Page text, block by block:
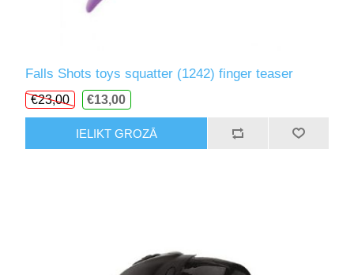
Falls Shots toys squatter (1242) finger teaser
€23,00 €13,00
IELIKT GROZĀ